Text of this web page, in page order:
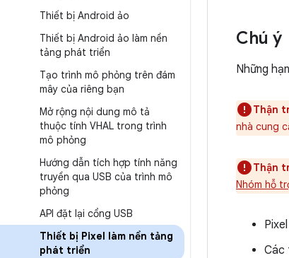
Thiết bị Android ảo
Thiết bị Android ảo làm nền
tảng phát triển
Tạo trình mô phỏng trên đám
mây của riêng bạn
Mở rộng nội dung mô tả
thuộc tính VHAL trong trình
mô phỏng
Hướng dẫn tích hợp tính năng
truyền qua USB của trình mô
phỏng
API đặt lại cổng USB
Thiết bị Pixel làm nền tảng
phát triển
Chú ý
Những
Thận
nhà cung
Thận
Nhóm hỗ
Các